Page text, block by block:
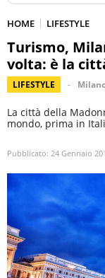
HOME LIFESTYLE
Turismo,
volta: è la
LIFESTYLE
La città della
mondo, prima in
Pubblicato: 24 Gennaio